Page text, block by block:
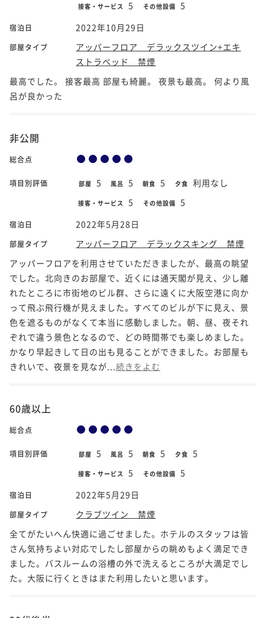
接客・サービス 5 その他設備 5
宿泊日 2022年10月29日
部屋タイプ
アッパーフロア デラックスツイン+エキ
ストラベッド 禁煙
最高でした。 接客最高 部屋も綺麗。 夜景も最高。 何より風
呂が良かった
非公開
総合点
項目別評価 部屋 5 風呂 5 朝食 5 夕食 利用なし
接客・サービス 5 その他設備 5
宿泊日 2022年5月28日
部屋タイプ
アッパーフロア デラックスキング 禁煙
アッパーフロアを利用させていただきましたが、最高の眺望
でした。北向きのお部屋で、近くには通天閣が見え、少し離
れたところに市街地のビル群、さらに遠くに大阪空港に向か
って飛ぶ飛行機が見えました。すべてのビルが下に見え、景
色を遮るものがなくて本当に感動しました。朝、昼、夜それ
ぞれで違う景色となるので、どの時間帯でも楽しめました。
かなり早起きして日の出も見ることができました。お部屋も
きれいで、夜景を見なが... 続きをよむ
60歳以上
総合点
項目別評価 部屋 5 風呂 5 朝食 5 夕食 5
接客・サービス 5 その他設備 5
宿泊日 2022年5月29日
部屋タイプ
クラブツイン 禁煙
全てがたいへん快適に過ごせました。ホテルのスタッフは皆
さん気持ちよい対応でしたし部屋からの眺めもよく満足でき
ました。バスルームの浴槽の外で洗えるところが大満足でし
た。大阪に行くときはまた利用したいと思います。